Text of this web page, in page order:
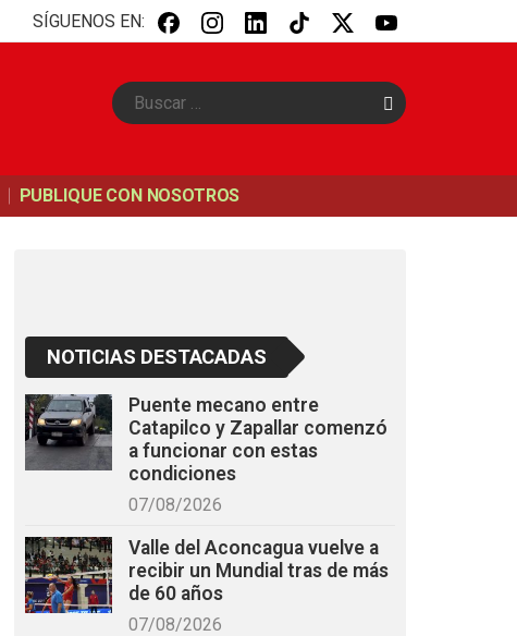
SÍGUENOS EN:
B
u
PUBLIQUE CON NOSOTROS
NOTICIAS DESTACADAS
Puente mecano entre
Catapilco y Zapallar comenzó
a funcionar con estas
condiciones
07/08/2026
Valle del Aconcagua vuelve a
recibir un Mundial tras de más
de 60 años
07/08/2026